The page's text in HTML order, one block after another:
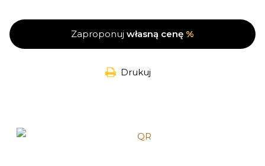
Zaproponuj własną cenę %
Drukuj